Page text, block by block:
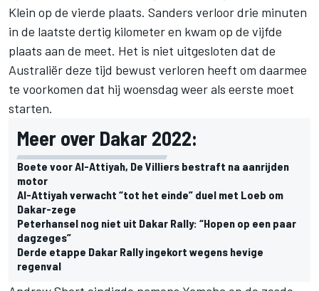
Klein op de vierde plaats. Sanders verloor drie minuten
in de laatste dertig kilometer en kwam op de vijfde
plaats aan de meet. Het is niet uitgesloten dat de
Australiër deze tijd bewust verloren heeft om daarmee
te voorkomen dat hij woensdag weer als eerste moet
starten.
Meer over Dakar 2022:
Boete voor Al-Attiyah, De Villiers bestraft na aanrijden
motor
Al-Attiyah verwacht “tot het einde” duel met Loeb om
Dakar-zege
Peterhansel nog niet uit Dakar Rally: “Hopen op een paar
dagzeges”
Derde etappe Dakar Rally ingekort wegens hevige
regenval